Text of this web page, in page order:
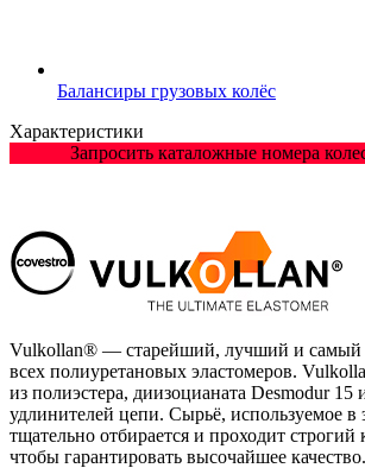
Балансиры грузовых колёс
Характеристики
Запросить каталожные номера
Vulkollan® — старейший, лучший и самый
всех полиуретановых эластомеров.
из полиэстера, диизоцианата Desmodur 15
удлинителей цепи. Сырьё, используемое в
тщательно отбирается и проходит строгий
чтобы гарантировать высочайшее качество.